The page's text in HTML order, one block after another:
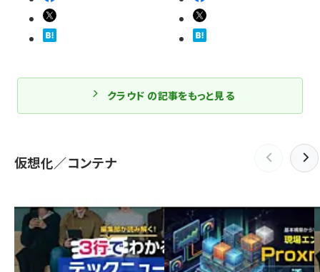
クラウド の記事をもっと見る
仮想化／コンテナ